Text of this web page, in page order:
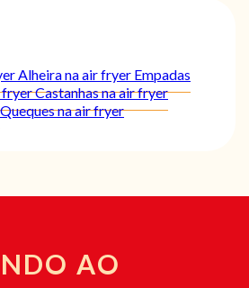
Alheira na air fryer Empadas
fryerCastanhas na air fryer
Queques na air fryer
AO